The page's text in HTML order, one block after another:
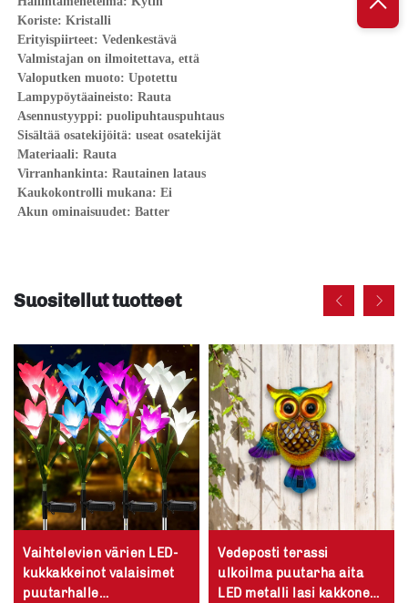
Koriste: Kristalli
Erityispiirteet: Vedenkestävä
Valmistajan on ilmoitettava, että
Valoputken muoto: Upotettu
Lampypöytäaineisto: Rauta
Asennustyyppi: puolipuhtauspuhtaus
Sisältää osatekijöitä: useat osatekijät
Materiaali: Rauta
Virranhankinta: Rautainen lataus
Kaukokontrolli mukana: Ei
Akun ominaisuudet: Batter
Suositellut tuotteet
Vaihtelevien värien LED-
kukkakkeinot valaisimet
puutarhalle
Vedeposti terassi
ulkoilma puutarha aita
LED metalli lasi kakkonen